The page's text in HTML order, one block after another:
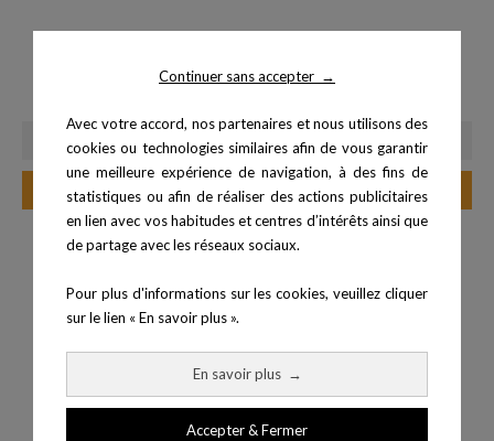
Continuer sans accepter →
Avec votre accord, nos partenaires et nous utilisons des
cookies ou technologies similaires afin de vous garantir
une meilleure expérience de navigation, à des fins de
statistiques ou afin de réaliser des actions publicitaires
en lien avec vos habitudes et centres d’intérêts ainsi que
de partage avec les réseaux sociaux.
Pour plus d'informations sur les cookies, veuillez cliquer
sur le lien « En savoir plus ».
En savoir plus →
Accepter & Fermer
Pack 2 PowerBand - Bleu,...
Ajouter au panier
Balle de massage Lacrosse
Ajouter au panier